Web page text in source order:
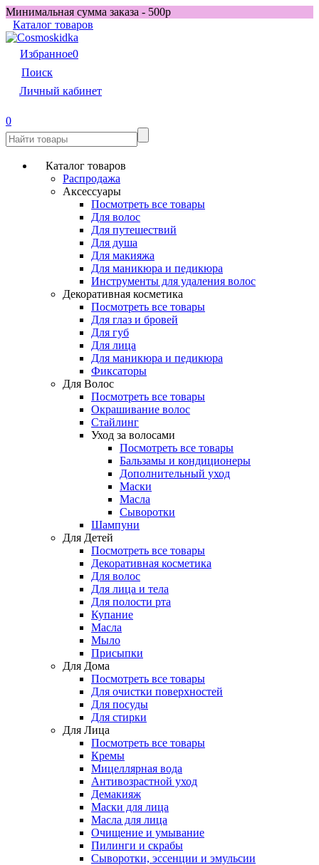
Минимальная сумма заказа - 500р
Каталог товаров
Избранное0
Поиск
Личный кабинет
0
Каталог товаров
Распродажа
Аксессуары
Посмотреть все товары
Для волос
Для путешествий
Для душа
Для макияжа
Для маникюра и педикюра
Инструменты для удаления волос
Декоративная косметика
Посмотреть все товары
Для глаз и бровей
Для губ
Для лица
Для маникюра и педикюра
Фиксаторы
Для Волос
Посмотреть все товары
Окрашивание волос
Стайлинг
Уход за волосами
Посмотреть все товары
Бальзамы и кондиционеры
Дополнительный уход
Маски
Масла
Сыворотки
Шампуни
Для Детей
Посмотреть все товары
Декоративная косметика
Для волос
Для лица и тела
Для полости рта
Купание
Масла
Мыло
Присыпки
Для Дома
Посмотреть все товары
Для очистки поверхностей
Для посуды
Для стирки
Для Лица
Посмотреть все товары
Кремы
Мицеллярная вода
Антивозрастной уход
Демакияж
Маски для лица
Масла для лица
Очищение и умывание
Пилинги и скрабы
Сыворотки, эссенции и эмульсии